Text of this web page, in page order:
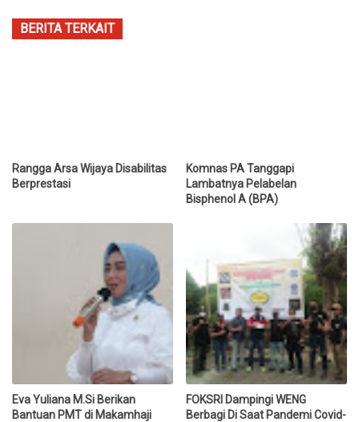
BERITA TERKAIT
Rangga Arsa Wijaya Disabilitas
Berprestasi
Komnas PA Tanggapi
Lambatnya Pelabelan
Bisphenol A (BPA)
Eva Yuliana M.Si Berikan
Bantuan PMT di Makamhaji
FOKSRI Dampingi WENG
Berbagi Di Saat Pandemi Covid-